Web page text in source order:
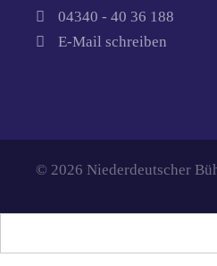
04340 - 40 36 188
E-Mail schreiben
© 2026 Niederdeutscher